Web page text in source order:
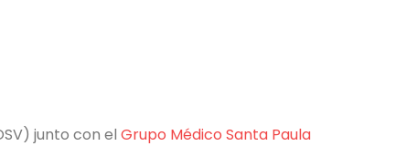
junto con el Grupo Médico Santa Paula